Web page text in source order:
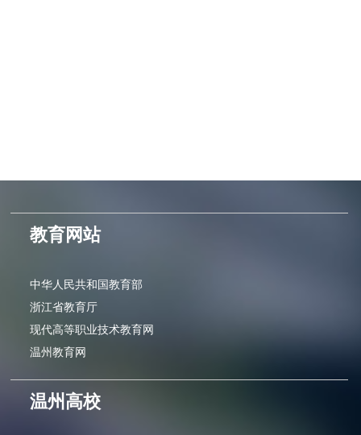
教育网站
中华人民共和国教育部
浙江省教育厅
现代高等职业技术教育网
温州教育网
温州高校